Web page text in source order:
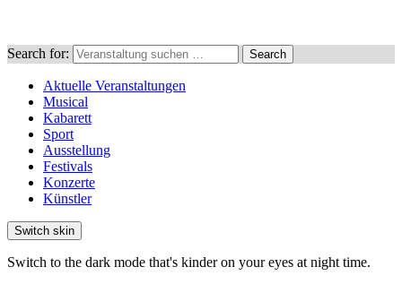
Search for: Search
Aktuelle Veranstaltungen
Musical
Kabarett
Sport
Ausstellung
Festivals
Konzerte
Künstler
Switch skin
Switch to the dark mode that's kinder on your eyes at night time.